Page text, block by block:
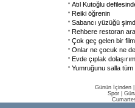
Atıl Kutoğlu
Reiki öğrenin
Sabancı yüzüğü
Rehbere restoran
Çok geç gelen bir film
Onlar ne çocuk ne
Evde çıplak
Yumruğunu salla
Günün İçinden
Spor